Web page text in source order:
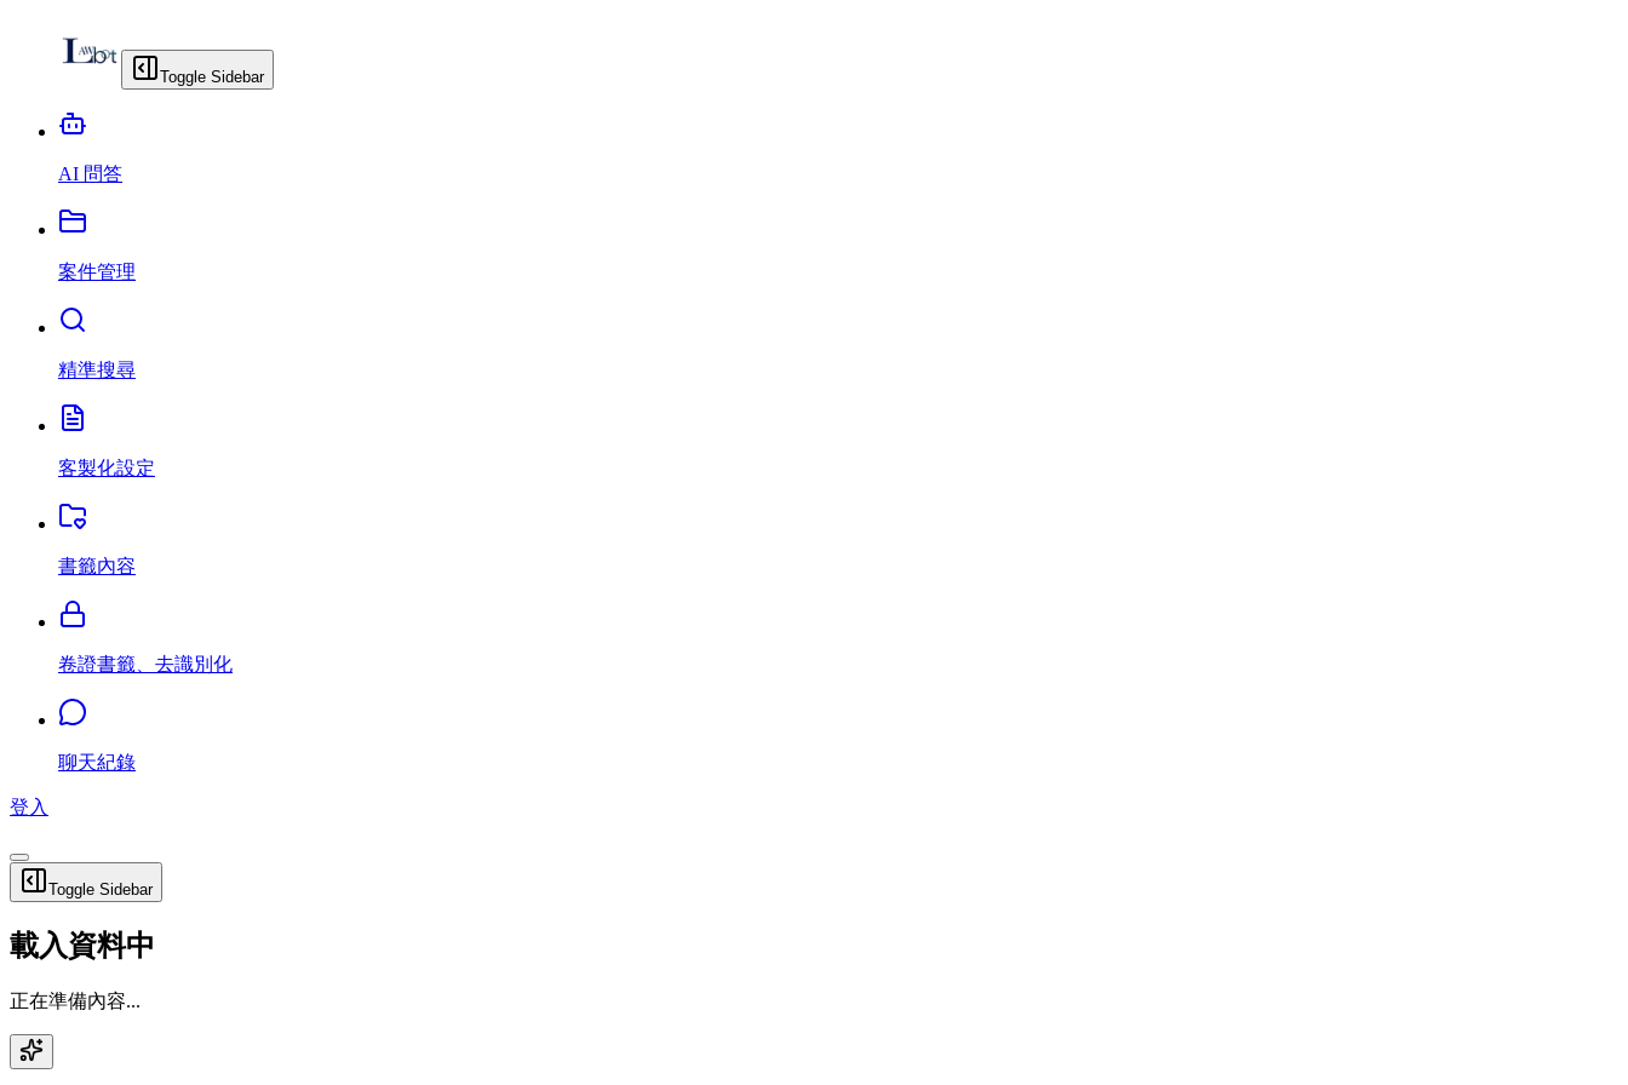
Toggle Sidebar
AI 問答
案件管理
精準搜尋
客製化設定
書籤內容
卷證書籤、去識別化
聊天紀錄
登入
Toggle Sidebar
載入資料中
正在準備內容...